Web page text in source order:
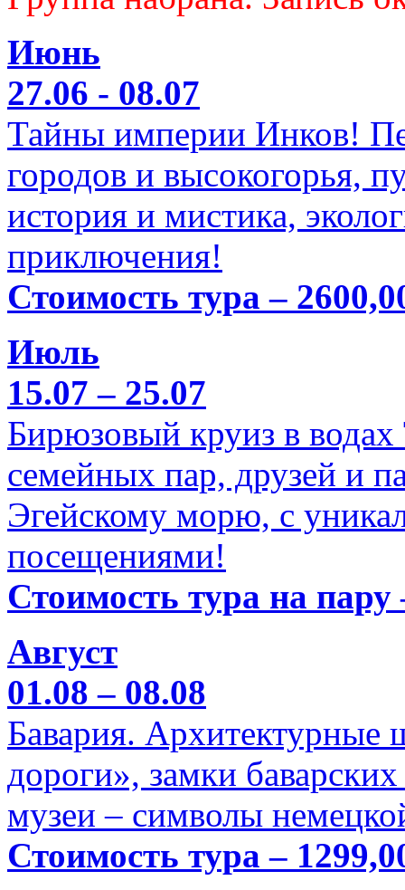
Июнь
27.06 - 08.07
Тайны империи Инков!
городов и высокогорья,
история и мистика,
приключения!
Стоимость тура –
Июль
15.07 – 25.07
Бирюзовый круиз в
семейных пар, друзей и
Эгейскому морю, с
посещениями!
Стоимость тура на пару
Август
01.08 – 08.08
Бавария. Архитектурные
дороги», замки
музеи – символы
Стоимость тура –